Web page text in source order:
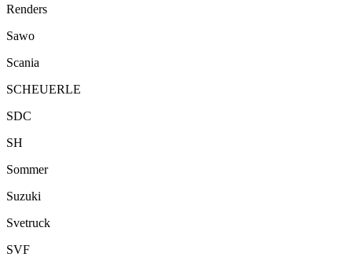
Renders
Sawo
Scania
SCHEUERLE
SDC
SH
Sommer
Suzuki
Svetruck
SVF